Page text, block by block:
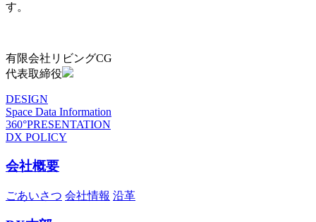
す。
有限会社リビングCG
代表取締役
DESIGN
Space Data Information
360°PRESENTATION
DX POLICY
会社概要
ごあいさつ 会社情報 沿革